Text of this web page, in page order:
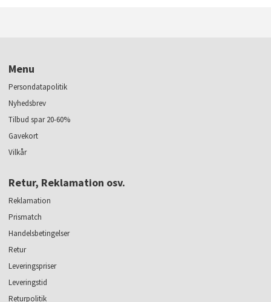
Menu
Persondatapolitik
Nyhedsbrev
Tilbud spar 20-60%
Gavekort
Vilkår
Retur, Reklamation osv.
Reklamation
Prismatch
Handelsbetingelser
Retur
Leveringspriser
Leveringstid
Returpolitik